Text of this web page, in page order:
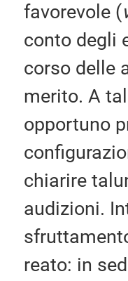
favorevole (
conto degli
corso delle
merito. A
opportuno
chiarire
audizioni.
reato: in